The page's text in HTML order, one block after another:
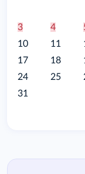
3
4
10
11
17
18
24
25
31